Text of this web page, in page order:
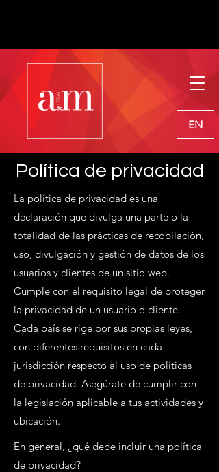
EN
Política de privacidad
La política de privacidad es una
declaración que divulga una parte o la
totalidad de las prácticas de recopilación,
uso, divulgación y gestión de datos de los
usuarios y clientes de un sitio web.
Cumple con el requisito legal de proteger
la privacidad de un usuario o cliente.
Cada país se rige por sus propias leyes,
con diferentes requisitos en cada
jurisdicción respecto al uso de políticas
de privacidad. Asegúrate de cumplir con
la legislación aplicable a tus actividades y
ubicación.
En general, ¿qué debe incluir una política
de privacidad?